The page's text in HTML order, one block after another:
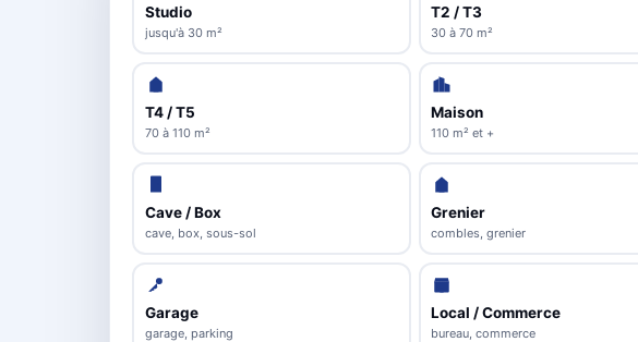
Studio
jusqu'à 30 m²
T2 / T3
30 à 70 m²
T4 / T5
70 à 110 m²
Maison
110 m² et +
Cave / Box
cave, box, sous-sol
Grenier
combles, grenier
Garage
garage, parking
Local / Commerce
bureau, commerce